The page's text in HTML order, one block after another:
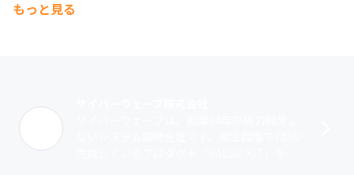
・富士フイルム様（メーカー）
ートナーとして、ともにサービスを作ります。
VALUE KITはRuby on Railsがベースになっており、Railsのコア部
分を含めたアーキテクトの設計や実装も行います。
もっと見る